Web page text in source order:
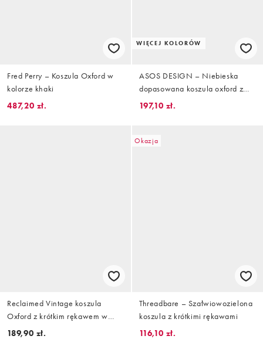
Fred Perry – Koszula Oxford w
kolorze khaki
487,20 zł.
WIĘCEJ KOLORÓW
ASOS DESIGN – Niebieska
dopasowana koszula oxford z
tkaniny easy iron
197,10 zł.
Reclaimed Vintage koszula
Oxford z krótkim rękawem w
kratę w wielokolorową kratkę
189,90 zł.
Okazja
Threadbare – Szałwiowozielona
koszula z krótkimi rękawami
116,10 zł.